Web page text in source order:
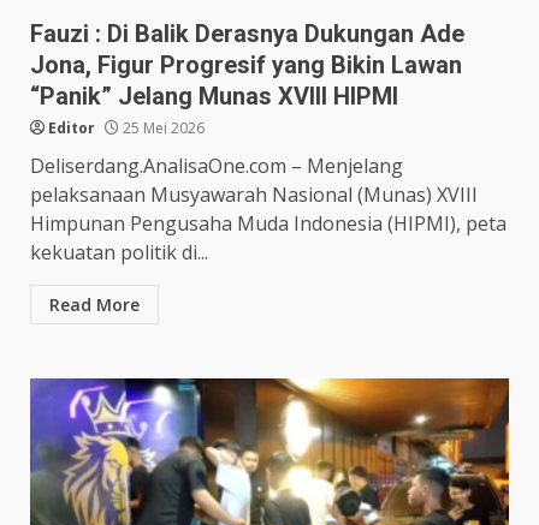
Fauzi : Di Balik Derasnya Dukungan Ade
Jona, Figur Progresif yang Bikin Lawan
“Panik” Jelang Munas XVIII HIPMI
Editor 25 Mei 2026
Deliserdang.AnalisaOne.com – Menjelang
pelaksanaan Musyawarah Nasional (Munas) XVIII
Himpunan Pengusaha Muda Indonesia (HIPMI), peta
kekuatan politik di...
Read More